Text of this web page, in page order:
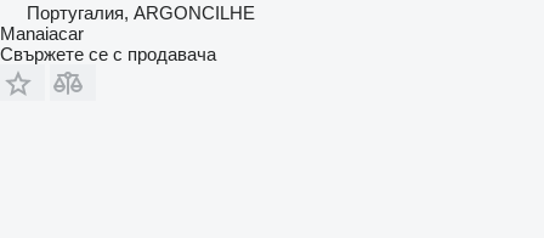
Португалия, ARGONCILHE
Manaiacar
Свържете се с продавача